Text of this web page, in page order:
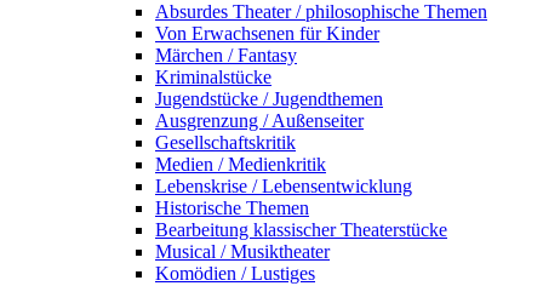
Absurdes Theater / philosophische Themen
Von Erwachsenen für Kinder
Märchen / Fantasy
Kriminalstücke
Jugendstücke / Jugendthemen
Ausgrenzung / Außenseiter
Gesellschaftskritik
Medien / Medienkritik
Lebenskrise / Lebensentwicklung
Historische Themen
Bearbeitung klassischer Theaterstücke
Musical / Musiktheater
Komödien / Lustiges